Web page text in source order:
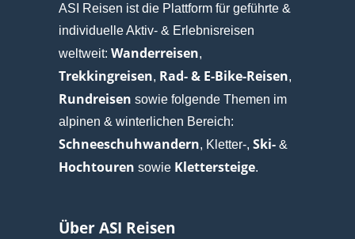
ASI Reisen ist die Plattform für geführte &
individuelle Aktiv- & Erlebnisreisen
weltweit: Wanderreisen,
Trekkingreisen, Rad- & E-Bike-Reisen,
Rundreisen sowie folgende Themen im
alpinen & winterlichen Bereich:
Schneeschuhwandern, Kletter-, Ski- &
Hochtouren sowie Klettersteige.
Über ASI Reisen